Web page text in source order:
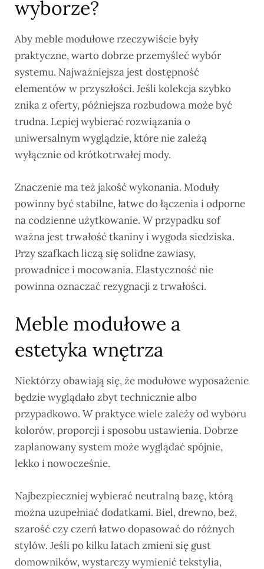
wyborze?
Aby meble modułowe rzeczywiście były
praktyczne, warto dobrze przemyśleć wybór
systemu. Najważniejsza jest dostępność
elementów w przyszłości. Jeśli kolekcja szybko
znika z oferty, późniejsza rozbudowa może być
trudna. Lepiej wybierać rozwiązania o
uniwersalnym wyglądzie, które nie zależą
wyłącznie od krótkotrwałej mody.
Znaczenie ma też jakość wykonania. Moduły
powinny być stabilne, łatwe do łączenia i odporne
na codzienne użytkowanie. W przypadku sof
ważna jest trwałość tkaniny i wygoda siedziska.
Przy szafkach liczą się solidne zawiasy,
prowadnice i mocowania. Elastyczność nie
powinna oznaczać rezygnacji z trwałości.
Meble modułowe a
estetyka wnętrza
Niektórzy obawiają się, że modułowe wyposażenie
będzie wyglądało zbyt technicznie albo
przypadkowo. W praktyce wiele zależy od wyboru
kolorów, proporcji i sposobu ustawienia. Dobrze
zaplanowany system może wyglądać spójnie,
lekko i nowocześnie.
Najbezpieczniej wybierać neutralną bazę, którą
można uzupełniać dodatkami. Biel, drewno, beż,
szarość czy czerń łatwo dopasować do różnych
stylów. Jeśli po kilku latach zmieni się gust
domowników, wystarczy wymienić tekstylia,